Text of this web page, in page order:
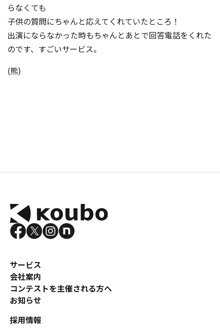
らなくても
子供の質問にちゃんと応えてくれていたところ！
出演にならなかった時もちゃんとあとで回答電話をくれた
のです、すごいサービス。
(熊)
サービス
会社案内
コンテストを主催される方へ
お知らせ
採用情報